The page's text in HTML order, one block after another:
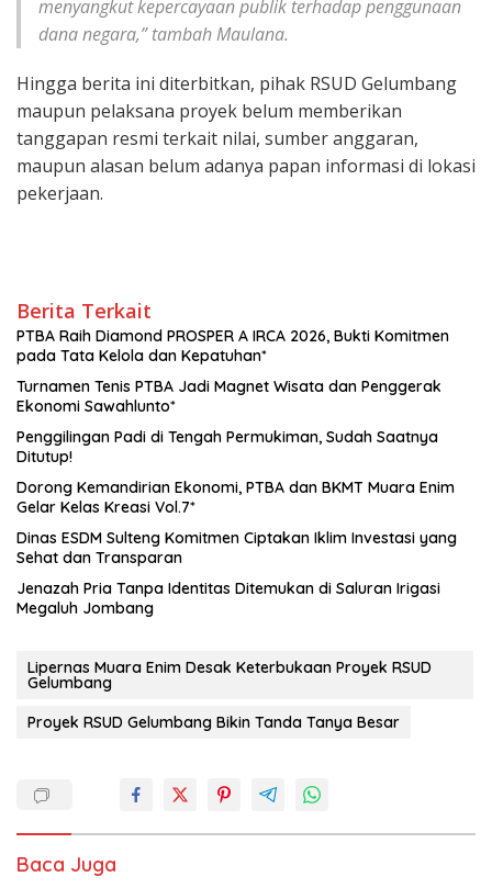
menyangkut kepercayaan publik terhadap penggunaan
dana negara,” tambah Maulana.
Hingga berita ini diterbitkan, pihak RSUD Gelumbang
maupun pelaksana proyek belum memberikan
tanggapan resmi terkait nilai, sumber anggaran,
maupun alasan belum adanya papan informasi di lokasi
pekerjaan.
Berita Terkait
PTBA Raih Diamond PROSPER A IRCA 2026, Bukti Komitmen
pada Tata Kelola dan Kepatuhan*
Turnamen Tenis PTBA Jadi Magnet Wisata dan Penggerak
Ekonomi Sawahlunto*
Penggilingan Padi di Tengah Permukiman, Sudah Saatnya
Dorong Kemandirian Ekonomi, PTBA dan BKMT Muara Enim
Gelar Kelas Kreasi Vol.7*
Dinas ESDM Sulteng Komitmen Ciptakan Iklim Investasi yang
Sehat dan Transparan
Jenazah Pria Tanpa Identitas Ditemukan di Saluran Irigasi
Megaluh Jombang
Lipernas Muara Enim Desak Keterbukaan Proyek RSUD
Gelumbang
Proyek RSUD Gelumbang Bikin Tanda Tanya Besar
Baca Juga